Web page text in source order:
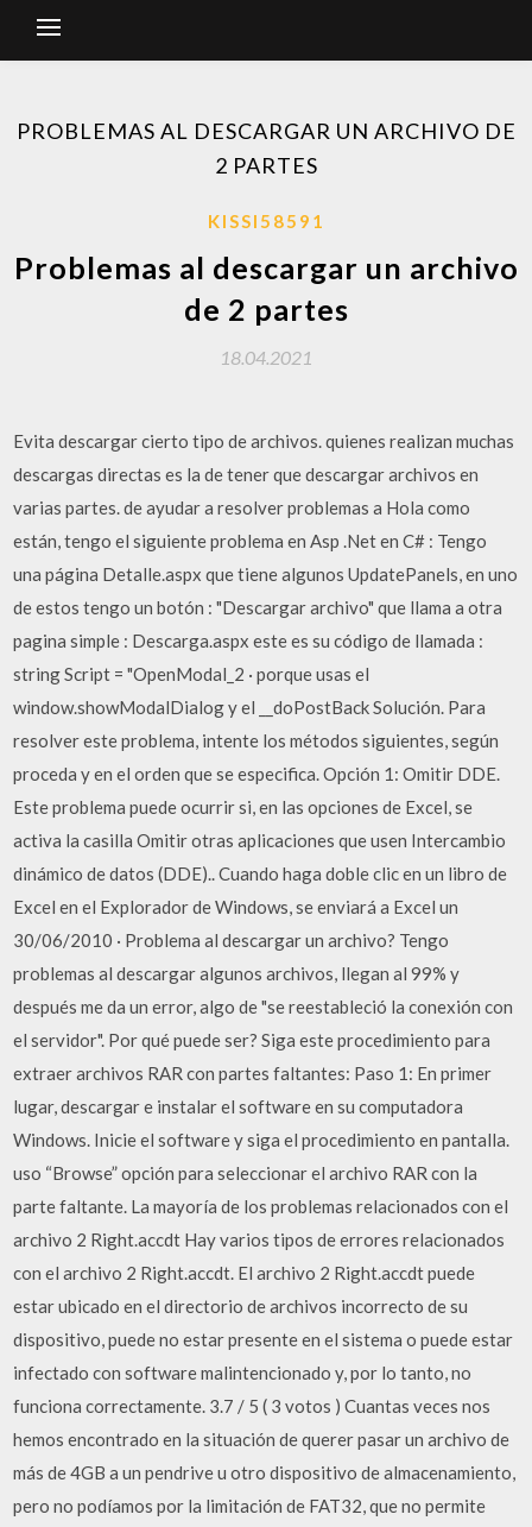
PROBLEMAS AL DESCARGAR UN ARCHIVO DE
2 PARTES
KISSI58591
Problemas al descargar un archivo
de 2 partes
18.04.2021
Evita descargar cierto tipo de archivos. quienes realizan muchas
descargas directas es la de tener que descargar archivos en
varias partes. de ayudar a resolver problemas a Hola como
están, tengo el siguiente problema en Asp .Net en C# : Tengo
una página Detalle.aspx que tiene algunos UpdatePanels, en uno
de estos tengo un botón : "Descargar archivo" que llama a otra
pagina simple : Descarga.aspx este es su código de llamada :
string Script = "OpenModal_2 · porque usas el
window.showModalDialog y el __doPostBack Solución. Para
resolver este problema, intente los métodos siguientes, según
proceda y en el orden que se especifica. Opción 1: Omitir DDE.
Este problema puede ocurrir si, en las opciones de Excel, se
activa la casilla Omitir otras aplicaciones que usen Intercambio
dinámico de datos (DDE).. Cuando haga doble clic en un libro de
Excel en el Explorador de Windows, se enviará a Excel un
30/06/2010 · Problema al descargar un archivo? Tengo
problemas al descargar algunos archivos, llegan al 99% y
después me da un error, algo de "se reestableció la conexión con
el servidor". Por qué puede ser? Siga este procedimiento para
extraer archivos RAR con partes faltantes: Paso 1: En primer
lugar, descargar e instalar el software en su computadora
Windows. Inicie el software y siga el procedimiento en pantalla.
uso “Browse” opción para seleccionar el archivo RAR con la
parte faltante. La mayoría de los problemas relacionados con el
archivo 2 Right.accdt Hay varios tipos de errores relacionados
con el archivo 2 Right.accdt. El archivo 2 Right.accdt puede
estar ubicado en el directorio de archivos incorrecto de su
dispositivo, puede no estar presente en el sistema o puede estar
infectado con software malintencionado y, por lo tanto, no
funciona correctamente. 3.7 / 5 ( 3 votos ) Cuantas veces nos
hemos encontrado en la situación de querer pasar un archivo de
más de 4GB a un pendrive u otro dispositivo de almacenamiento,
pero no podíamos por la limitación de FAT32, que no permite